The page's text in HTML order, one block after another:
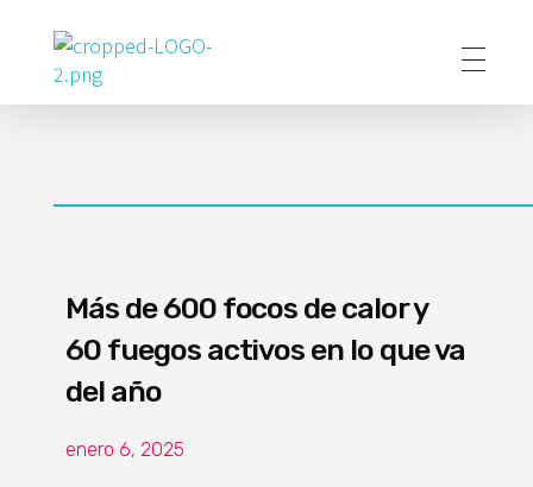
Poder Agropecuario
Más de 600 focos de calor y
60 fuegos activos en lo que va
del año
enero 6, 2025